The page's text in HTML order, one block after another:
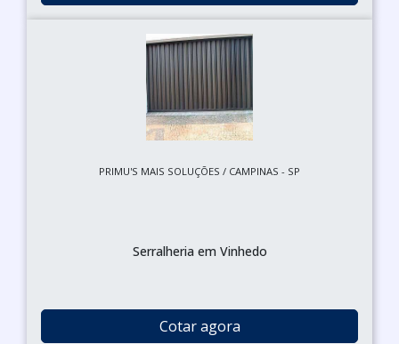
PRIMU'S MAIS SOLUÇÕES / CAMPINAS - SP
Serralheria em Vinhedo
Cotar agora